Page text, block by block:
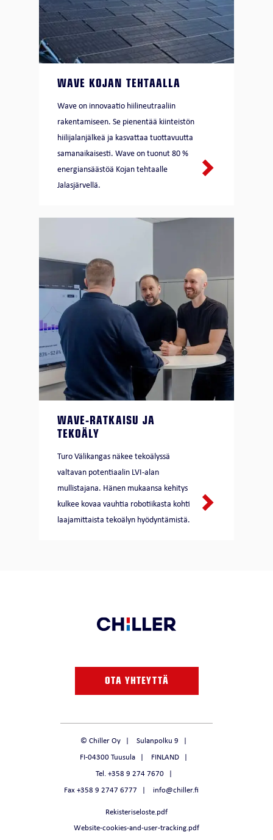
WAVE KOJAN TEHTAALLA
Wave on innovaatio hiilineutraaliin
rakentamiseen. Se pienentää kiinteistön
hiilijalanjälkeä ja kasvattaa tuottavuutta
samanaikaisesti. Wave on tuonut 80 %
energiansäästöä Kojan tehtaalle
Jalasjärvellä.
WAVE-RATKAISU JA
TEKOÄLY
Turo Välikangas näkee tekoälyssä
valtavan potentiaalin LVI-alan
mullistajana. Hänen mukaansa kehitys
kulkee kovaa vauhtia robotiikasta kohti
laajamittaista tekoälyn hyödyntämistä.
OTA YHTEYTTÄ
© Chiller Oy
Sulanpolku 9
FI-04300 Tuusula
FINLAND
Tel. +358 9 274 7670
Fax +358 9 2747 6777
info@chiller.fi
Rekisteriseloste.pdf
Website-cookies-and-user-tracking.pdf